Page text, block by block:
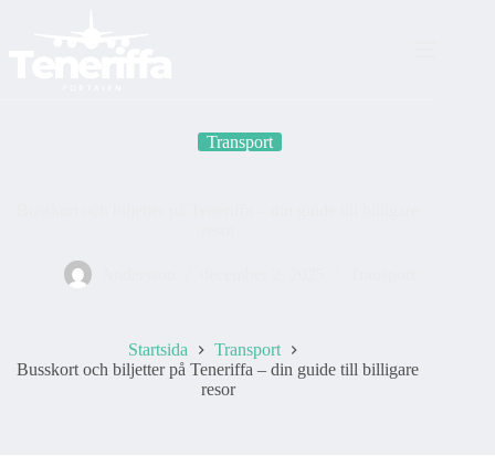
Transport
Startsida
Transport
Busskort och biljetter på Teneriffa – din guide till billigare
resor